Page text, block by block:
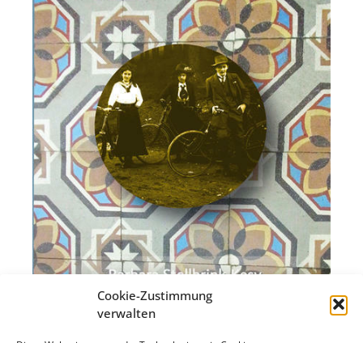
Cookie-Zustimmung
verwalten